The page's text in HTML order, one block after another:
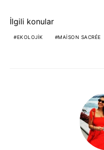
İlgili konular
EKOLOJIK MAISON SACRÉE